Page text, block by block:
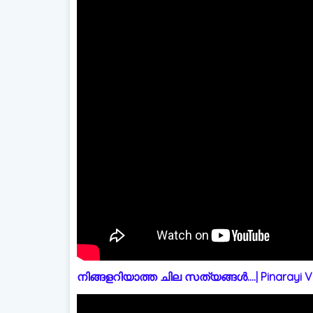
നിങ്ങളറിയാത്ത ചില സത്യങ്ങൾ....| Pinarayi